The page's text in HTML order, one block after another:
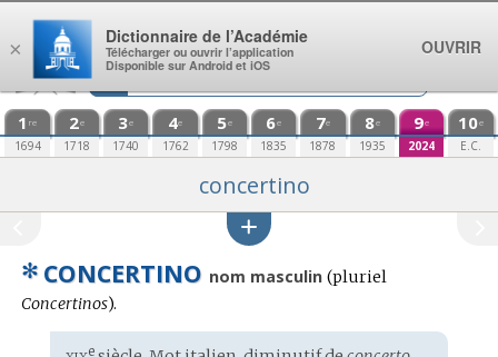
Aller au contenu
1 re
1694
2e
1718
3e
1740
4e
1762
5e
1798
6e
1835
7e
1878
8e
1935
9e
2024
10e
E.C.
concertino
✻ CONCERTINO nom masculin (pluriel
Concertinos).
e
×
Dictionnaire de l’Académie
Télécharger ou ouvrir l’application
Disponible sur Android et iOS
OUVRIR